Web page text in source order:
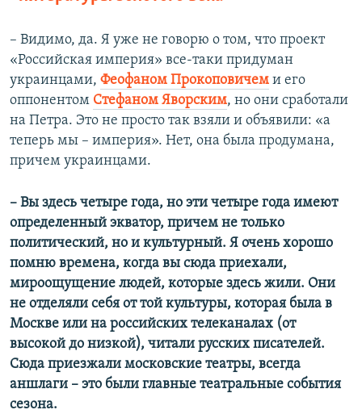
–​ Видимо, да. Я уже не говорю о том, что проект
«Российская империя» все-таки придуман
украинцами, Феофаном Прокоповичем и его
оппонентом Стефаном Яворским, но они сработали
на Петра. Это не просто так взяли и объявили: «а
теперь мы – империя». Нет, она была продумана,
причем украинцами.
–​ Вы здесь четыре года, но эти четыре года имеют
определенный экватор, причем не только
политический, но и культурный. Я очень хорошо
помню времена, когда вы сюда приехали,
мироощущение людей, которые здесь жили. Они
не отделяли себя от той культуры, которая была в
Москве или на российских телеканалах (от
высокой до низкой), читали русских писателей.
Сюда приезжали московские театры, всегда
аншлаги – это были главные театральные события
сезона.